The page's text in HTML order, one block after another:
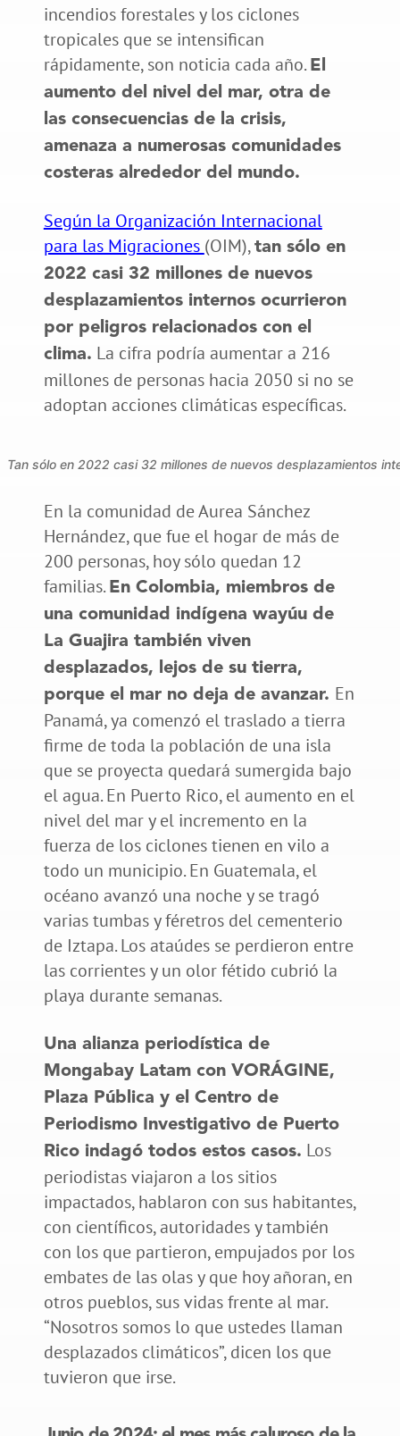
incendios forestales y los ciclones
tropicales que se intensifican
rápidamente, son noticia cada año. El
aumento del nivel del mar, otra de
las consecuencias de la crisis,
amenaza a numerosas comunidades
costeras alrededor del mundo.
Según la Organización Internacional
para las Migraciones (OIM), tan sólo en
2022 casi 32 millones de nuevos
desplazamientos internos ocurrieron
por peligros relacionados con el
clima. La cifra podría aumentar a 216
millones de personas hacia 2050 si no se
adoptan acciones climáticas específicas.
Tan sólo en 2022 casi 32 millones de nuevos desplazamientos
En la comunidad de Aurea Sánchez
Hernández, que fue el hogar de más de
200 personas, hoy sólo quedan 12
familias. En Colombia, miembros de
una comunidad indígena wayúu de
La Guajira también viven
desplazados, lejos de su tierra,
porque el mar no deja de avanzar. En
Panamá, ya comenzó el traslado a tierra
firme de toda la población de una isla
que se proyecta quedará sumergida bajo
el agua. En Puerto Rico, el aumento en el
nivel del mar y el incremento en la
fuerza de los ciclones tienen en vilo a
todo un municipio. En Guatemala, el
océano avanzó una noche y se tragó
varias tumbas y féretros del cementerio
de Iztapa. Los ataúdes se perdieron entre
las corrientes y un olor fétido cubrió la
playa durante semanas.
Una alianza periodística de
Mongabay Latam con VORÁGINE,
Plaza Pública y el Centro de
Periodismo Investigativo de Puerto
Rico indagó todos estos casos. Los
periodistas viajaron a los sitios
impactados, hablaron con sus habitantes,
con científicos, autoridades y también
con los que partieron, empujados por los
embates de las olas y que hoy añoran, en
otros pueblos, sus vidas frente al mar.
“Nosotros somos lo que ustedes llaman
desplazados climáticos”, dicen los que
tuvieron que irse.